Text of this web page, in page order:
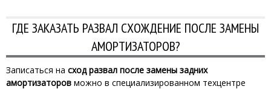
ГДЕ ЗАКАЗАТЬ РАЗВАЛ СХОЖДЕНИЕ ПОСЛЕ ЗАМЕНЫ
АМОРТИЗАТОРОВ?
Записаться на сход развал после замены задних
амортизаторов можно в специализированном техцентре